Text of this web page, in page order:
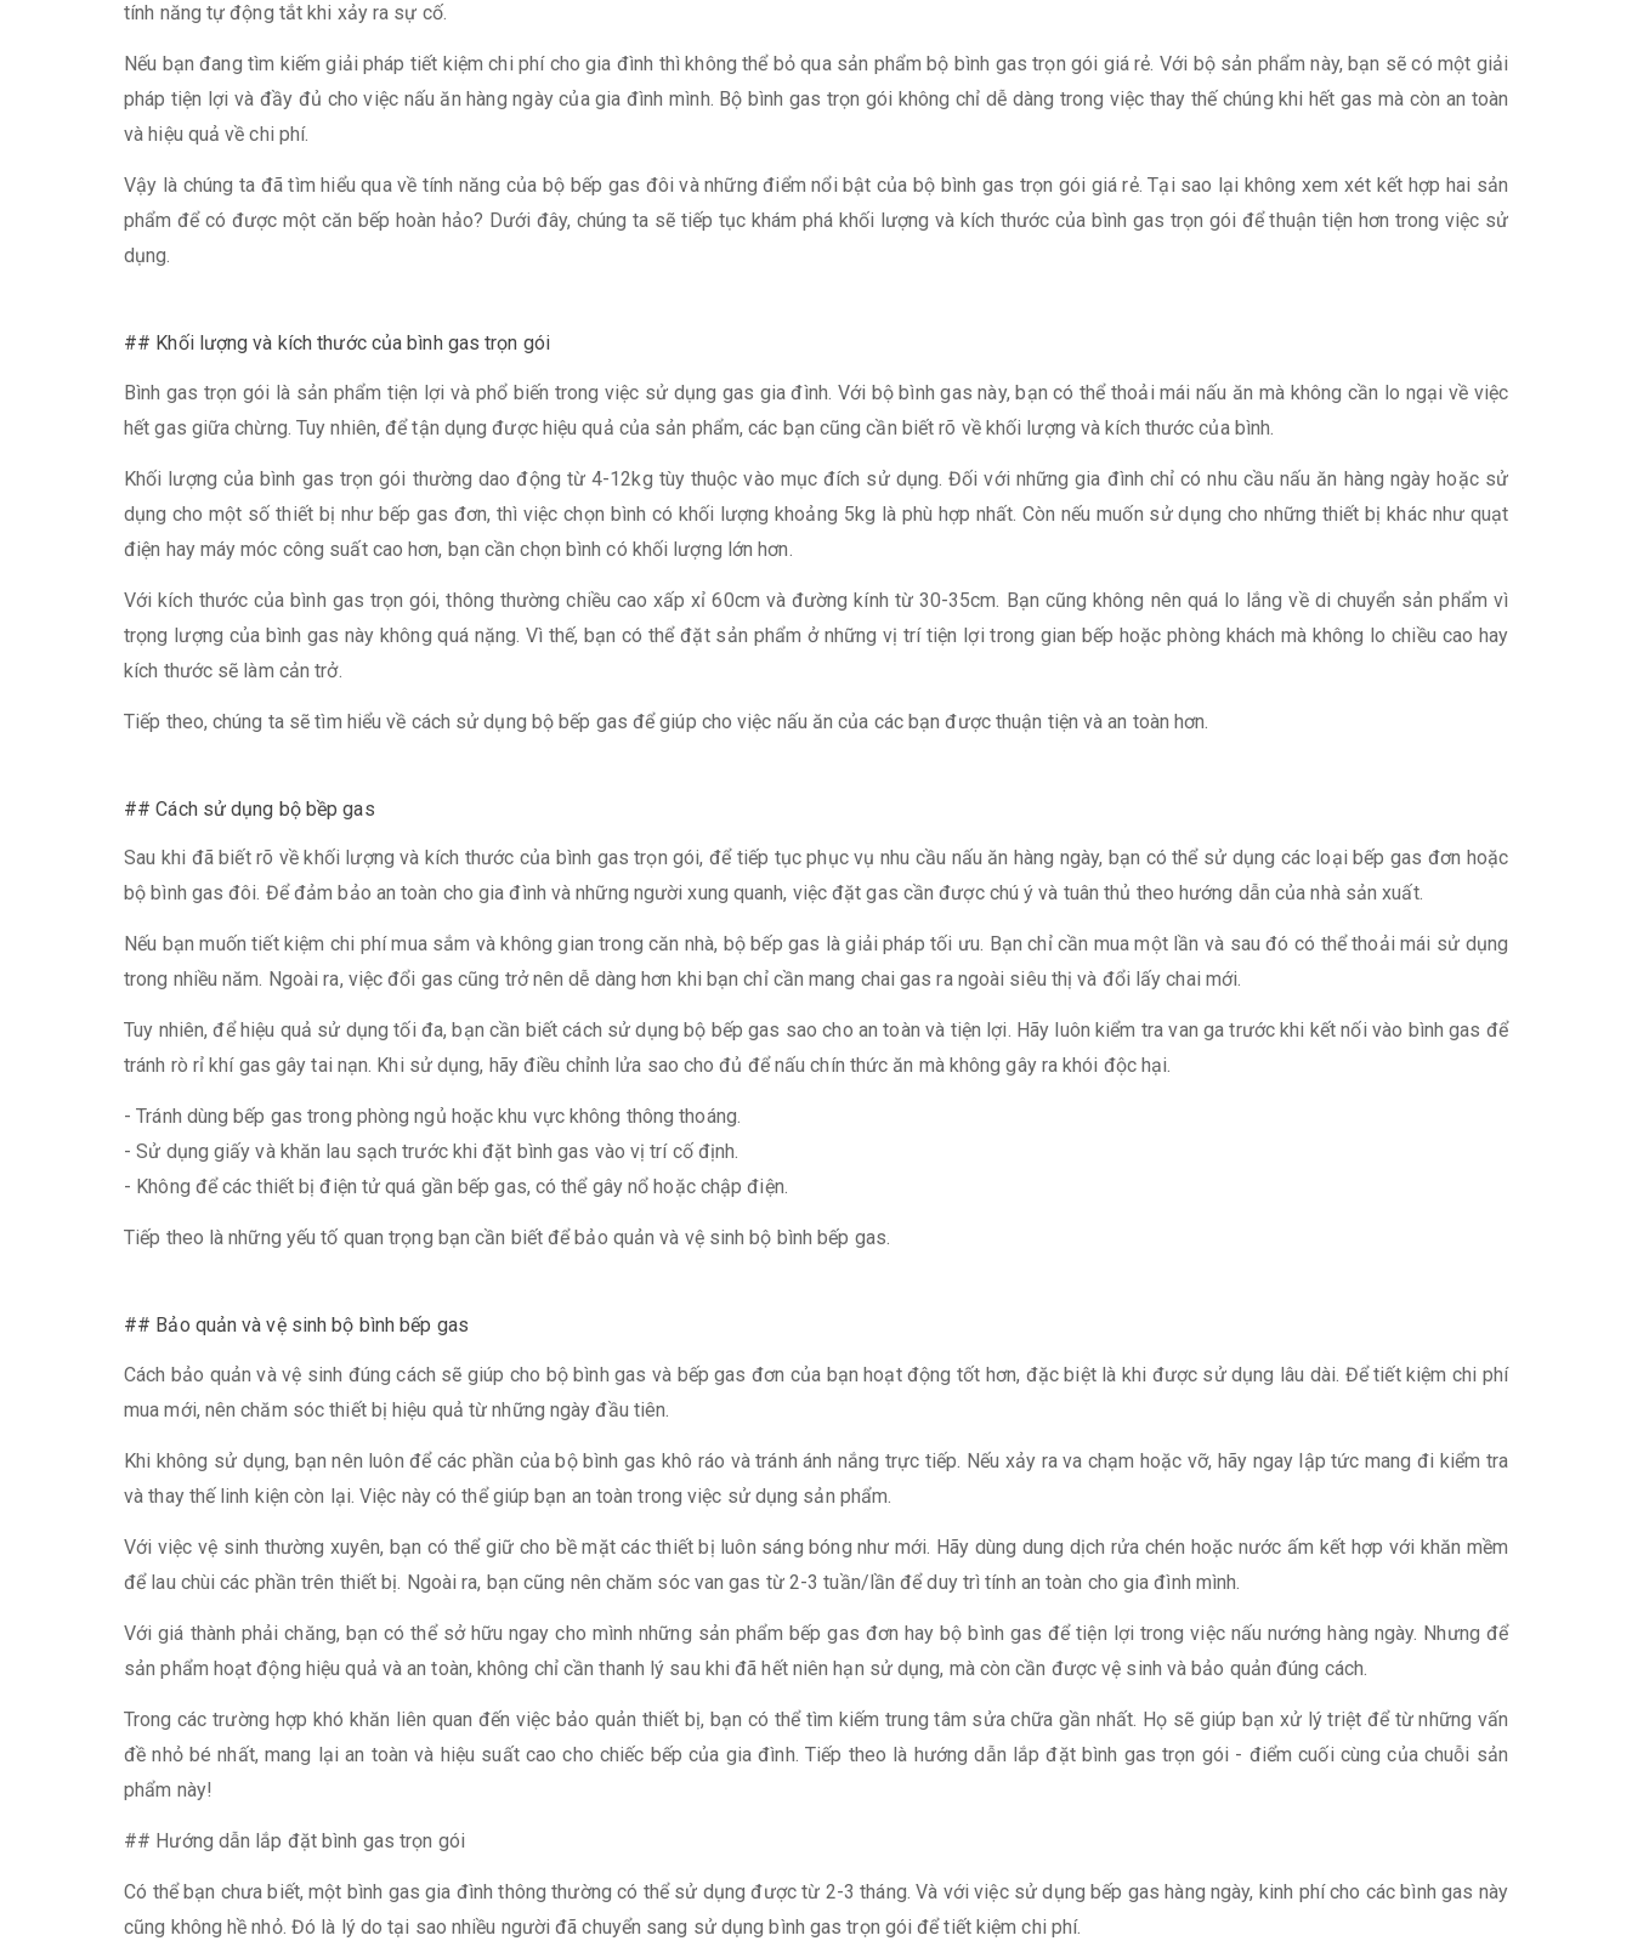
tính năng tự động tắt khi xảy ra sự cố.
Nếu bạn đang tìm kiếm giải pháp tiết kiệm chi phí cho gia đình thì không thể bỏ qua sản phẩm bộ bình gas trọn gói giá rẻ. Với bộ sản phẩm này, bạn sẽ có một giải
pháp tiện lợi và đầy đủ cho việc nấu ăn hàng ngày của gia đình mình. Bộ bình gas trọn gói không chỉ dễ dàng trong việc thay thế chúng khi hết gas mà còn an toàn
và hiệu quả về chi phí.
Vậy là chúng ta đã tìm hiểu qua về tính năng của bộ bếp gas đôi và những điểm nổi bật của bộ bình gas trọn gói giá rẻ. Tại sao lại không xem xét kết hợp hai sản
phẩm để có được một căn bếp hoàn hảo? Dưới đây, chúng ta sẽ tiếp tục khám phá khối lượng và kích thước của bình gas trọn gói để thuận tiện hơn trong việc sử
dụng.
## Khối lượng và kích thước của bình gas trọn gói
Bình gas trọn gói là sản phẩm tiện lợi và phổ biến trong việc sử dụng gas gia đình. Với bộ bình gas này, bạn có thể thoải mái nấu ăn mà không cần lo ngại về việc
hết gas giữa chừng. Tuy nhiên, để tận dụng được hiệu quả của sản phẩm, các bạn cũng cần biết rõ về khối lượng và kích thước của bình.
Khối lượng của bình gas trọn gói thường dao động từ 4-12kg tùy thuộc vào mục đích sử dụng. Đối với những gia đình chỉ có nhu cầu nấu ăn hàng ngày hoặc sử
dụng cho một số thiết bị như bếp gas đơn, thì việc chọn bình có khối lượng khoảng 5kg là phù hợp nhất. Còn nếu muốn sử dụng cho những thiết bị khác như quạt
điện hay máy móc công suất cao hơn, bạn cần chọn bình có khối lượng lớn hơn.
Với kích thước của bình gas trọn gói, thông thường chiều cao xấp xỉ 60cm và đường kính từ 30-35cm. Bạn cũng không nên quá lo lắng về di chuyển sản phẩm vì
trọng lượng của bình gas này không quá nặng. Vì thế, bạn có thể đặt sản phẩm ở những vị trí tiện lợi trong gian bếp hoặc phòng khách mà không lo chiều cao hay
kích thước sẽ làm cản trở.
Tiếp theo, chúng ta sẽ tìm hiểu về cách sử dụng bộ bếp gas để giúp cho việc nấu ăn của các bạn được thuận tiện và an toàn hơn.
## Cách sử dụng bộ bềp gas
Sau khi đã biết rõ về khối lượng và kích thước của bình gas trọn gói, để tiếp tục phục vụ nhu cầu nấu ăn hàng ngày, bạn có thể sử dụng các loại bếp gas đơn hoặc
bộ bình gas đôi. Để đảm bảo an toàn cho gia đình và những người xung quanh, việc đặt gas cần được chú ý và tuân thủ theo hướng dẫn của nhà sản xuất.
Nếu bạn muốn tiết kiệm chi phí mua sắm và không gian trong căn nhà, bộ bếp gas là giải pháp tối ưu. Bạn chỉ cần mua một lần và sau đó có thể thoải mái sử dụng
trong nhiều năm. Ngoài ra, việc đổi gas cũng trở nên dễ dàng hơn khi bạn chỉ cần mang chai gas ra ngoài siêu thị và đổi lấy chai mới.
Tuy nhiên, để hiệu quả sử dụng tối đa, bạn cần biết cách sử dụng bộ bếp gas sao cho an toàn và tiện lợi. Hãy luôn kiểm tra van ga trước khi kết nối vào bình gas để
tránh rò rỉ khí gas gây tai nạn. Khi sử dụng, hãy điều chỉnh lửa sao cho đủ để nấu chín thức ăn mà không gây ra khói độc hại.
- Tránh dùng bếp gas trong phòng ngủ hoặc khu vực không thông thoáng.
- Sử dụng giấy và khăn lau sạch trước khi đặt bình gas vào vị trí cố định.
- Không để các thiết bị điện tử quá gần bếp gas, có thể gây nổ hoặc chập điện.
Tiếp theo là những yếu tố quan trọng bạn cần biết để bảo quản và vệ sinh bộ bình bếp gas.
## Bảo quản và vệ sinh bộ bình bếp gas
Cách bảo quản và vệ sinh đúng cách sẽ giúp cho bộ bình gas và bếp gas đơn của bạn hoạt động tốt hơn, đặc biệt là khi được sử dụng lâu dài. Để tiết kiệm chi phí
mua mới, nên chăm sóc thiết bị hiệu quả từ những ngày đầu tiên.
Khi không sử dụng, bạn nên luôn để các phần của bộ bình gas khô ráo và tránh ánh nắng trực tiếp. Nếu xảy ra va chạm hoặc vỡ, hãy ngay lập tức mang đi kiểm tra
và thay thế linh kiện còn lại. Việc này có thể giúp bạn an toàn trong việc sử dụng sản phẩm.
Với việc vệ sinh thường xuyên, bạn có thể giữ cho bề mặt các thiết bị luôn sáng bóng như mới. Hãy dùng dung dịch rửa chén hoặc nước ấm kết hợp với khăn mềm
để lau chùi các phần trên thiết bị. Ngoài ra, bạn cũng nên chăm sóc van gas từ 2-3 tuần/lần để duy trì tính an toàn cho gia đình mình.
Với giá thành phải chăng, bạn có thể sở hữu ngay cho mình những sản phẩm bếp gas đơn hay bộ bình gas để tiện lợi trong việc nấu nướng hàng ngày. Nhưng để
sản phẩm hoạt động hiệu quả và an toàn, không chỉ cần thanh lý sau khi đã hết niên hạn sử dụng, mà còn cần được vệ sinh và bảo quản đúng cách.
Trong các trường hợp khó khăn liên quan đến việc bảo quản thiết bị, bạn có thể tìm kiếm trung tâm sửa chữa gần nhất. Họ sẽ giúp bạn xử lý triệt để từ những vấn
đề nhỏ bé nhất, mang lại an toàn và hiệu suất cao cho chiếc bếp của gia đình. Tiếp theo là hướng dẫn lắp đặt bình gas trọn gói - điểm cuối cùng của chuỗi sản
phẩm này!
## Hướng dẫn lắp đặt bình gas trọn gói
Có thể bạn chưa biết, một bình gas gia đình thông thường có thể sử dụng được từ 2-3 tháng. Và với việc sử dụng bếp gas hàng ngày, kinh phí cho các bình gas này
cũng không hề nhỏ. Đó là lý do tại sao nhiều người đã chuyển sang sử dụng bình gas trọn gói để tiết kiệm chi phí.